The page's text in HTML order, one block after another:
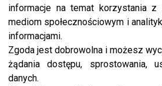
informacje na temat korzystania
mediom społecznościowym i
informacjami.
Zgoda jest dobrowolna i możesz
żądania dostępu, sprostowania,
danych.